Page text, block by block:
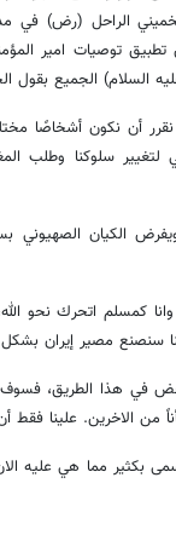
الراحل (رض) في
توصيات امير
الجميع بقول
أن نكون أشخاصًا
سلوكنا وطلب
الكيان الصهيوني
كمسلم اتحرك نحو
سنصنع مصير إيران
في هذا الطريق،
من الاخرين. علينا
بكثير مما هي عليه